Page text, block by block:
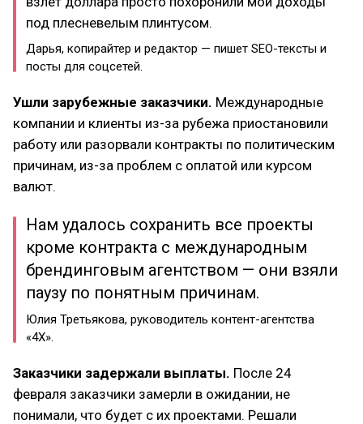
под плесневелым плинтусом.
Дарья, копирайтер и редактор — пишет SEO-тексты и
посты для соцсетей.
Ушли зарубежные заказчики. Международные
компании и клиенты из-за рубежа приостановили
работу или разорвали контракты по политическим
причинам, из-за проблем с оплатой или курсом
валют.
Нам удалось сохранить все проекты
кроме контракта с международным
брендинговым агентством — они взяли
паузу по понятным причинам.
Юлия Третьякова, руководитель контент-агентства
«4Х».
Заказчики задержали выплаты. После 24
февраля заказчики замерли в ожидании, не
понимали, что будет с их проектами. Решали